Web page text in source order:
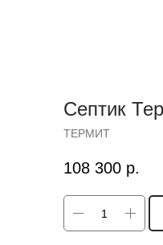
Септик
ТЕРМИТ
108 300 р.